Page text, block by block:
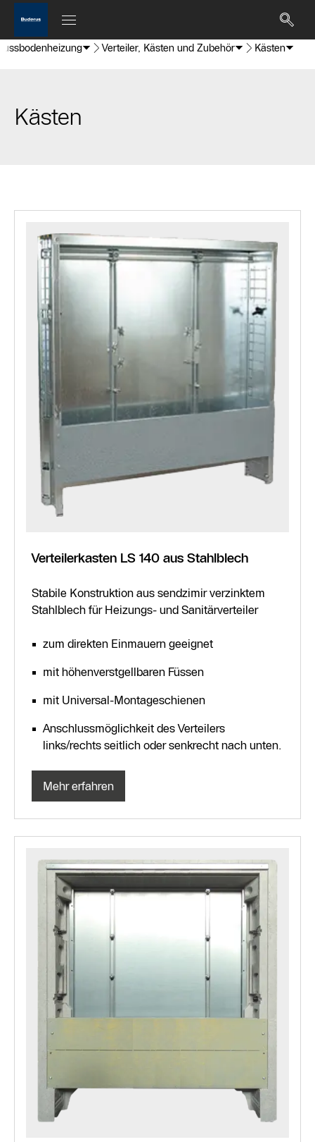
Verteiler, Kästen und Zubehör Kästen
Kästen
Verteilerkasten LS 140 aus Stahlblech
Stabile Konstruktion aus sendzimir verzinktem
Stahlblech für Heizungs- und Sanitärverteiler
zum direkten Einmauern geeignet
mit höhenverstgellbaren Füssen
mit Universal-Montageschienen
Anschlussmöglichkeit des Verteilers
links/rechts seitlich oder senkrecht nach unten.
Mehr erfahren